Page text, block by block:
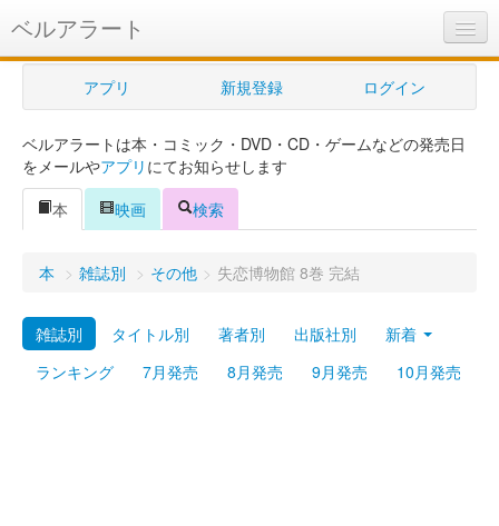
ベルアラート
ベルアラートとは
ヘルプ
新規登録
ログイン
Myシェルフ
プレミアム
アプリ 新規登録 ログイン
ベルアラートは本・コミック・DVD・CD・ゲームなどの発売日
をメールやアプリ にてお知らせします
本
映画 検索
本 > 雑誌別 > その他 > 失恋博物館 8巻 完結
雑誌別 タイトル別 著者別 出版社別
新着
ランキング
7月発売 8月発売 9月発売 10月発売